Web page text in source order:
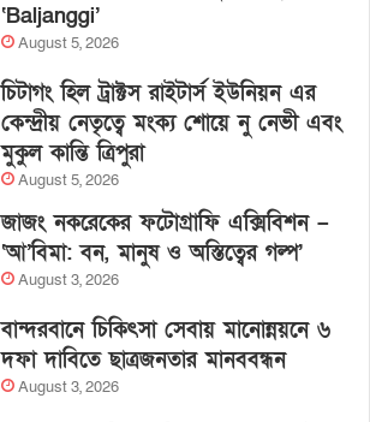
‘Baljanggi’
August 5, 2026
চিটাগং হিল ট্রাক্টস রাইটার্স ইউনিয়ন এর
কেন্দ্রীয় নেতৃত্বে মংক্য শোয়ে নু নেভী এবং
মুকুল কান্তি ত্রিপুরা
August 5, 2026
জাজং নকরেকের ফটোগ্রাফি এক্সিবিশন –
‘আ’বিমা: বন, মানুষ ও অস্তিত্বের গল্প’
August 3, 2026
বান্দরবানে চিকিৎসা সেবায় মানোন্নয়নে ৬
দফা দাবিতে ছাত্রজনতার মানববন্ধন
August 3, 2026